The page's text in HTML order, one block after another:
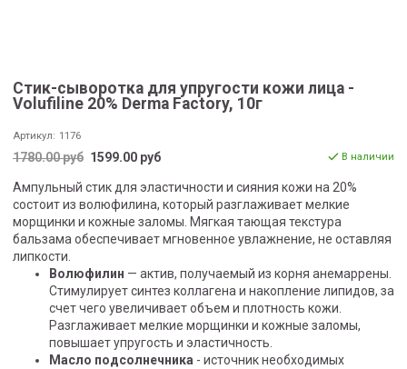
Стик-сыворотка для упругости кожи лица -
Volufiline 20% Derma Factory, 10г
Артикул: 1176
1780.00 руб 1599.00 руб В наличии
Ампульный стик для эластичности и сияния кожи на 20%
состоит из волюфилина, который разглаживает мелкие
морщинки и кожные заломы. Мягкая тающая текстура
бальзама обеспечивает мгновенное увлажнение, не оставляя
липкости.
Волюфилин — актив, получаемый из корня анемаррены.
Стимулирует синтез коллагена и накопление липидов, за
счет чего увеличивает объем и плотность кожи.
Разглаживает мелкие морщинки и кожные заломы,
повышает упругость и эластичность.
Масло подсолнечника - источник необходимых